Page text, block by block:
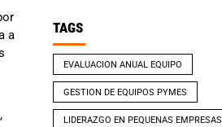
a
TAGS
EVALUACION ANUAL EQUIPO
GESTION DE EQUIPOS PYMES
LIDERAZGO EN PEQUENAS EMPRESAS